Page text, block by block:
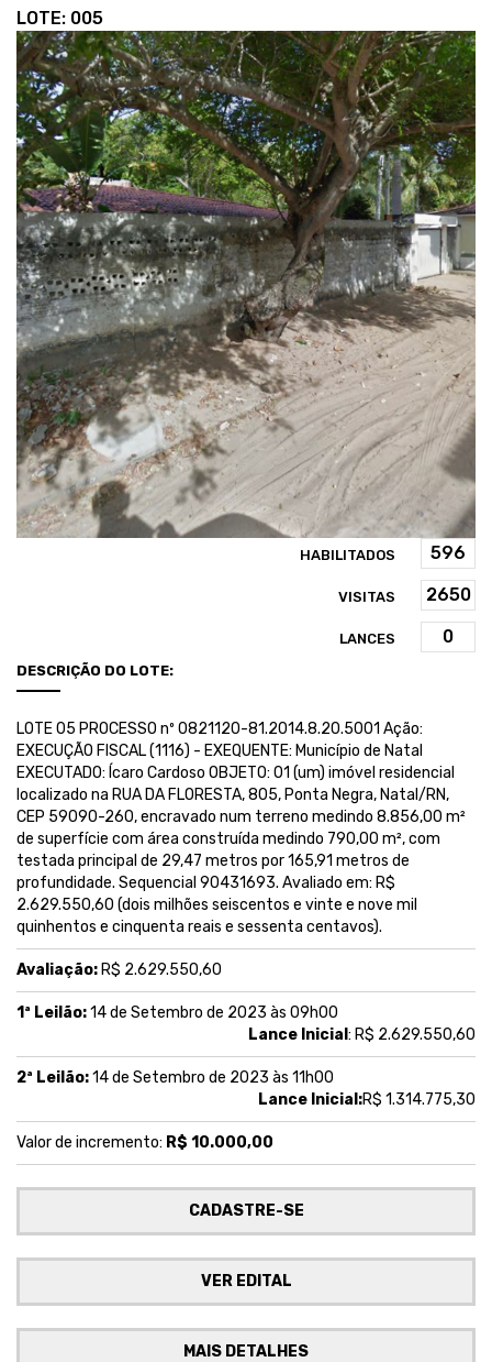
LOTE: 005
HABILITADOS
VISITAS
LANCES
DESCRIÇÃO DO LOTE:
LOTE 05 PROCESSO nº 0821120-81.2014.8.20.5001 Ação:
EXECUÇÃO FISCAL (1116) - EXEQUENTE: Município de Natal
EXECUTADO: Ícaro Cardoso OBJETO: 01 (um) imóvel residencial
localizado na RUA DA FLORESTA, 805, Ponta Negra, Natal/RN,
CEP 59090-260, encravado num terreno medindo 8.856,00 m²
de superfície com área construída medindo 790,00 m², com
testada principal de 29,47 metros por 165,91 metros de
profundidade. Sequencial 90431693. Avaliado em: R$
2.629.550,60 (dois milhões seiscentos e vinte e nove mil
quinhentos e cinquenta reais e sessenta centavos).
Avaliação: R$ 2.629.550,60
1ª Leilão:14 de Setembro de 2023 às 09h00
Lance Inicial : R$ 2.629.550,60
2ª Leilão:14 de Setembro de 2023 às 11h00
Lance Inicial:R$ 1.314.775,30
Valor de incremento: R$ 10.000,00
CADASTRE-SE
VER EDITAL
MAIS DETALHES